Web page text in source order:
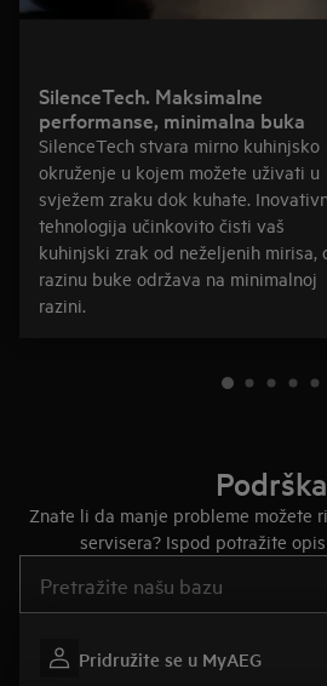
SilenceTech. Maksimalne
performanse, minimalna buka
SilenceTech stvara mirno kuhinjsko
okruženje u kojem možete uživati u
svježem zraku dok kuhate.
tehnologija učinkovito čisti vaš
kuhinjski zrak od neželjenih mirisa,
razinu buke održava na minimalnoj
razini.
Podrška
Znate li da manje probleme možete
servisera? Ispod potražite
Pridružite se u MyAEG